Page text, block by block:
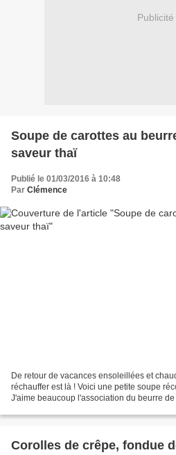
Publicité
Soupe de carottes au
saveur thaï
Publié le 01/03/2016 à 10:48
Par Clémence
De retour de vacances ensoleillées et
réchauffer est là ! Voici une petite soupe
J'aime beaucoup l'association du beurre
Corolles de crêpe, fondue